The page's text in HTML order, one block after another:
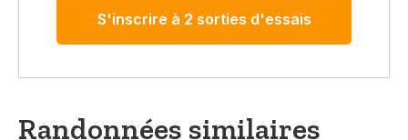
S'inscrire à 2 sorties d'essais
Randonnées similaires